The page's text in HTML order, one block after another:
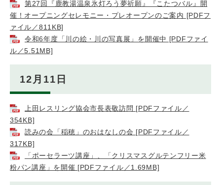
第27回『鹿教湯温泉氷灯ろう夢祈願』『こたつバル』開
催！オープニングセレモニー・プレオープンのご案内 [PDFフ
ァイル／811KB]
令和6年度「川の絵・川の写真展」を開催中 [PDFファイ
ル／5.51MB]
12月11日
上田レスリング協会市長表敬訪問 [PDFファイル／
354KB]
読みの会「稲穂」のおはなしの会 [PDFファイル／
317KB]
「ポーセラーツ講座」、「クリスマスグルテンフリー米
粉パン講座」を開催 [PDFファイル／1.69MB]